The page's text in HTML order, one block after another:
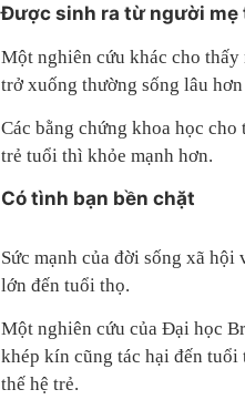
Được sinh ra từ người mẹ
Một nghiên cứu khác cho
trở xuống thường sống lâu
Các bằng chứng khoa học
trẻ tuổi thì khỏe mạnh hơn.
Có tình bạn bền chặt
Sức mạnh của đời sống xã
lớn đến tuổi thọ.
Một nghiên cứu của Đại học
khép kín cũng tác hại đến
thế hệ trẻ.